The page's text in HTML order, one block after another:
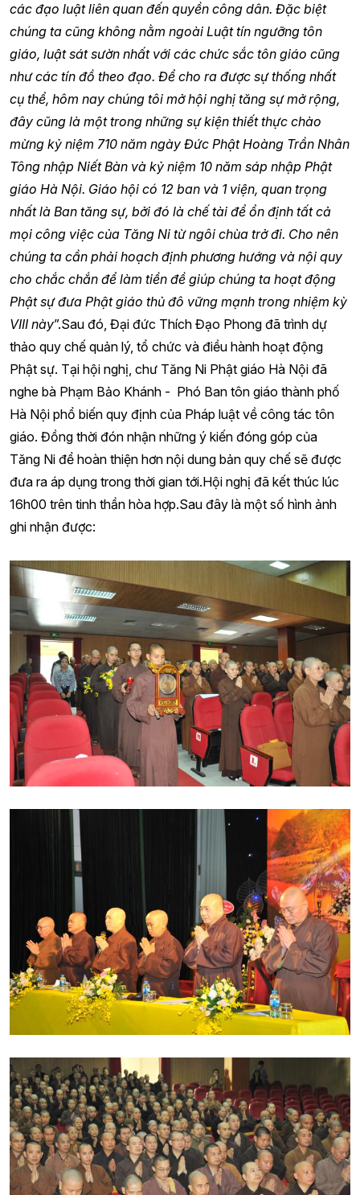
các đạo luật liên quan đến quyền công dân. Đặc biệt
chúng ta cũng không nằm ngoài Luật tín ngưỡng tôn
giáo, luật sát sườn nhất với các chức sắc tôn giáo cũng
như các tín đồ theo đạo. Để cho ra được sự thống nhất
cụ thể, hôm nay chúng tôi mở hội nghị tăng sự mở rộng,
đây cũng là một trong những sự kiện thiết thực chào
mừng kỷ niệm 710 năm ngày Đức Phật Hoàng Trần Nhân
Tông nhập Niết Bàn và kỷ niệm 10 năm sáp nhập Phật
giáo Hà Nội. Giáo hội có 12 ban và 1 viện, quan trọng
nhất là Ban tăng sự, bởi đó là chế tài để ổn định tất cả
mọi công việc của Tăng Ni từ ngôi chùa trở đi. Cho nên
chúng ta cần phải hoạch định phương hướng và nội quy
cho chắc chắn để làm tiền đề giúp chúng ta hoạt động
Phật sự đưa Phật giáo thủ đô vững mạnh trong nhiệm kỳ
VIII này”.Sau đó, Đại đức Thích Đạo Phong đã trình dự
thảo quy chế quản lý, tổ chức và điều hành hoạt động
Phật sự. Tại hội nghị, chư Tăng Ni Phật giáo Hà Nội đã
nghe bà Phạm Bảo Khánh - Phó Ban tôn giáo thành phố
Hà Nội phổ biến quy định của Pháp luật về công tác tôn
giáo. Đồng thời đón nhận những ý kiến đóng góp của
Tăng Ni để hoàn thiện hơn nội dung bản quy chế sẽ được
đưa ra áp dụng trong thời gian tới.Hội nghị đã kết thúc lúc
16h00 trên tinh thần hòa hợp.Sau đây là một số hình ảnh
ghi nhận được: